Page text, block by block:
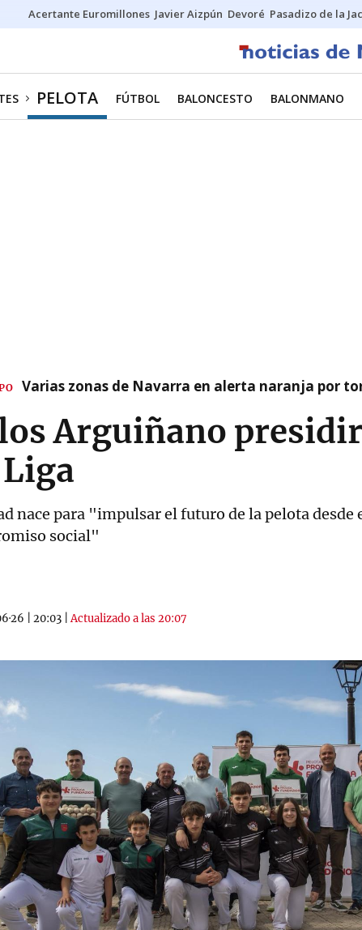
Acertante Euromillones Javier Aizpún Devoré Pasadizo de la
PELOTA FÚTBOL BALONCESTO BALONMANO
Varias zonas de Navarra en alerta naranja por
Arguiñano
nace para "impulsar el futuro de la pelota
social"
20:03 |Actualizado a las 20:07